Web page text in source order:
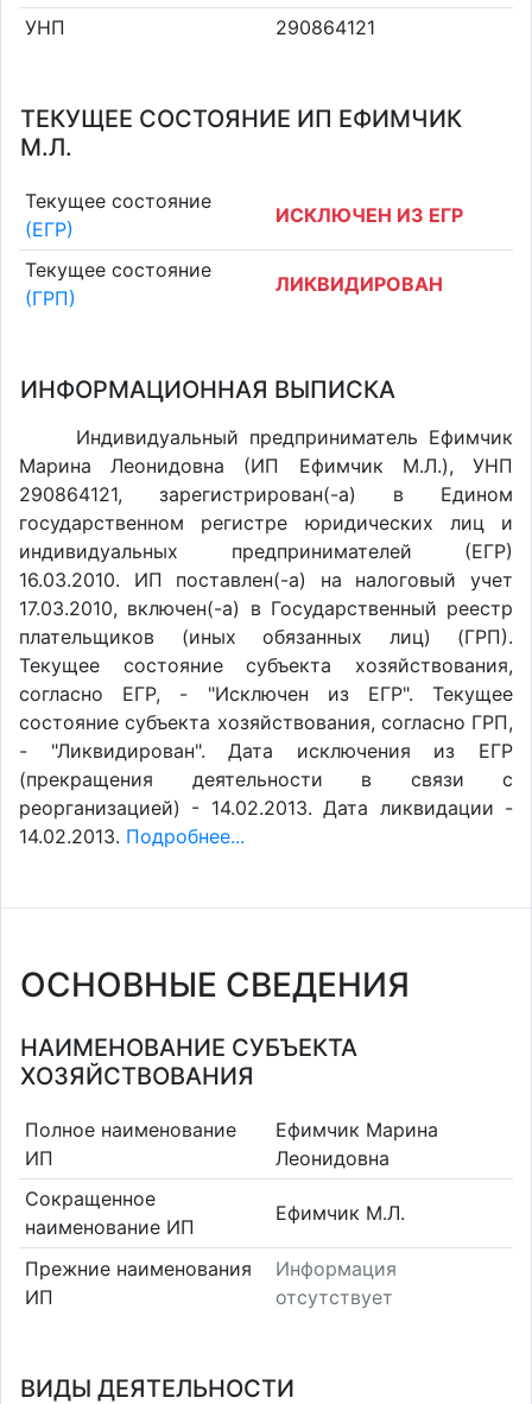
УНП
290864121
ТЕКУЩЕЕ СОСТОЯНИЕ ИП ЕФИМЧИК
М.Л.
Текущее состояние
(ЕГР)
ИСКЛЮЧЕН ИЗ ЕГР
Текущее состояние
(ГРП)
ЛИКВИДИРОВАН
ИНФОРМАЦИОННАЯ ВЫПИСКА
Индивидуальный предприниматель Ефимчик
Марина Леонидовна (ИП Ефимчик М.Л.), УНП
290864121, зарегистрирован(-а) в Едином
государственном регистре юридических лиц и
индивидуальных предпринимателей (ЕГР)
16.03.2010. ИП поставлен(-a) на налоговый учет
17.03.2010, включен(-a) в Государственный реестр
плательщиков (иных обязанных лиц) (ГРП).
Текущее состояние субъекта хозяйствования,
согласно ЕГР, - "Исключен из ЕГР". Текущее
состояние субъекта хозяйствования, согласно ГРП,
- "Ликвидирован". Дата исключения из ЕГР
(прекращения деятельности в связи с
реорганизацией) - 14.02.2013. Дата ликвидации -
14.02.2013. Подробнее...
ОСНОВНЫЕ СВЕДЕНИЯ
НАИМЕНОВАНИЕ СУБЪЕКТА
ХОЗЯЙСТВОВАНИЯ
Полное наименование
ИП
Ефимчик Марина
Леонидовна
Сокращенное
наименование ИП
Ефимчик М.Л.
Прежние наименования
ИП
Информация
отсутствует
ВИДЫ ДЕЯТЕЛЬНОСТИ